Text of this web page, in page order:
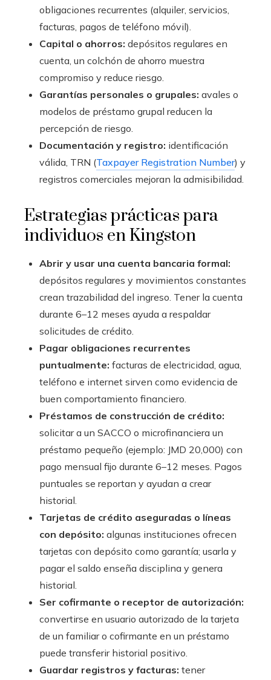
obligaciones recurrentes (alquiler, servicios,
facturas, pagos de teléfono móvil).
Capital o ahorros: depósitos regulares en
cuenta, un colchón de ahorro muestra
compromiso y reduce riesgo.
Garantías personales o grupales: avales o
modelos de préstamo grupal reducen la
percepción de riesgo.
Documentación y registro: identificación
válida, TRN (Taxpayer Registration Number) y
registros comerciales mejoran la admisibilidad.
Estrategias prácticas para
individuos en Kingston
Abrir y usar una cuenta bancaria formal:
depósitos regulares y movimientos constantes
crean trazabilidad del ingreso. Tener la cuenta
durante 6–12 meses ayuda a respaldar
solicitudes de crédito.
Pagar obligaciones recurrentes
puntualmente: facturas de electricidad, agua,
teléfono e internet sirven como evidencia de
buen comportamiento financiero.
Préstamos de construcción de crédito:
solicitar a un SACCO o microfinanciera un
préstamo pequeño (ejemplo: JMD 20,000) con
pago mensual fijo durante 6–12 meses. Pagos
puntuales se reportan y ayudan a crear
historial.
Tarjetas de crédito aseguradas o líneas
con depósito: algunas instituciones ofrecen
tarjetas con depósito como garantía; usarla y
pagar el saldo enseña disciplina y genera
historial.
Ser cofirmante o receptor de autorización:
convertirse en usuario autorizado de la tarjeta
de un familiar o cofirmante en un préstamo
puede transferir historial positivo.
Guardar registros y facturas: tener